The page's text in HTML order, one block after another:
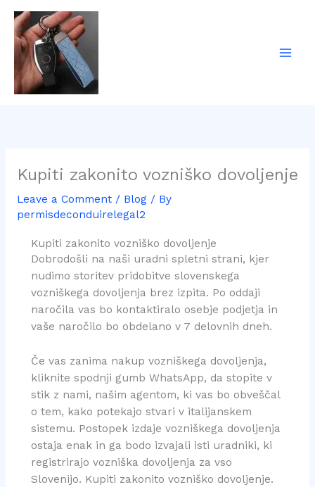
content
Kupiti zakonito vozniško dovoljenje
Leave a Comment / Blog/ By
permisdeconduirelegal2
Kupiti zakonito vozniško dovoljenje
Dobrodošli na naši uradni spletni strani, kjer
nudimo storitev pridobitve slovenskega
vozniškega dovoljenja brez izpita. Po oddaji
naročila vas bo kontaktiralo osebje podjetja in
vaše naročilo bo obdelano v 7 delovnih dneh.
Če vas zanima nakup vozniškega dovoljenja,
kliknite spodnji gumb WhatsApp, da stopite v
stik z nami, našim agentom, ki vas bo obveščal
o tem, kako potekajo stvari v italijanskem
sistemu. Postopek izdaje vozniškega dovoljenja
ostaja enak in ga bodo izvajali isti uradniki, ki
registrirajo vozniška dovoljenja za vso
Slovenijo. Kupiti zakonito vozniško dovoljenje.